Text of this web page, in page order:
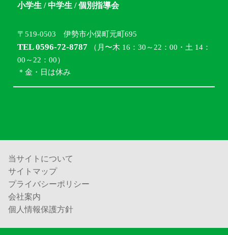
小学生 / 中学生 / 個別指導会
〒519-0503 伊勢市小俣町元町695
TEL 0596-72-8787 （月〜木 16：30～22：00・土 14：
00～22：00）
＊金・日は休み
当サイトについて
サイトマップ
プライバシーポリシー
会社案内
個人情報保護方針